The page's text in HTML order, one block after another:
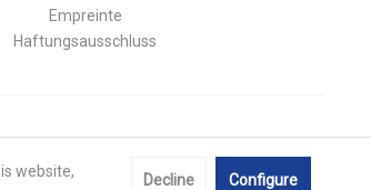
Empreinte
Haftungsausschluss
website,
Decline Configure